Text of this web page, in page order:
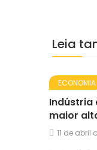
Leia
ECONOMIA
Indústria
maior
11 de abril